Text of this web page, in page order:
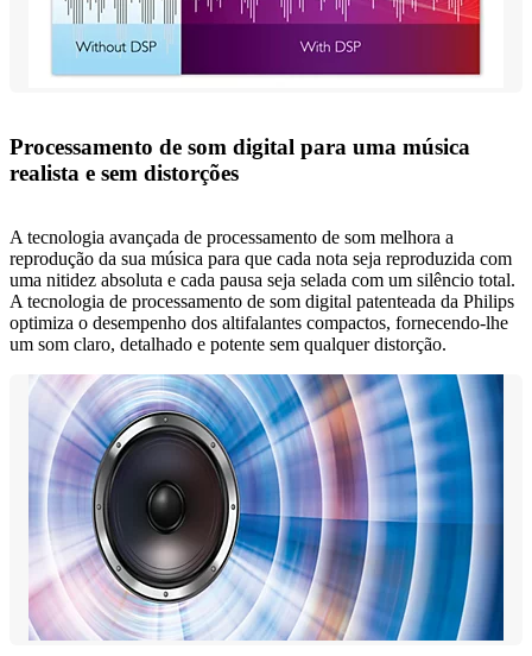
Processamento de som digital para uma música
realista e sem distorções
A tecnologia avançada de processamento de som melhora a
reprodução da sua música para que cada nota seja reproduzida com
uma nitidez absoluta e cada pausa seja selada com um silêncio total.
A tecnologia de processamento de som digital patenteada da Philips
optimiza o desempenho dos altifalantes compactos, fornecendo-lhe
um som claro, detalhado e potente sem qualquer distorção.